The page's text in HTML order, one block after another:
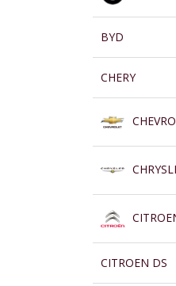
BYD
CHERY
CITROEN DS